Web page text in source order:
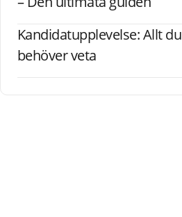
Kandidatupplevelse: Allt du
behöver veta